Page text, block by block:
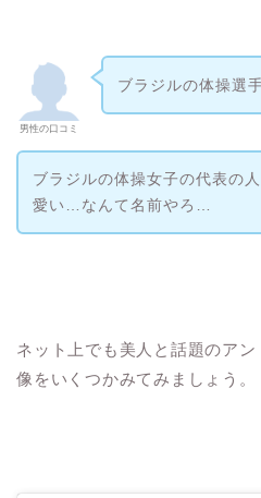
男性の口コミ
ブラジルの体操選
ブラジルの体操女子の代表の
愛い…なんて名前やろ…
ネット上でも美人と話題のア
像をいくつかみてみましょう。